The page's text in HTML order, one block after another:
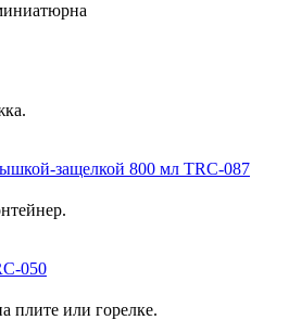
защелкой 800 мл TRC-087
050
плите или горелке.